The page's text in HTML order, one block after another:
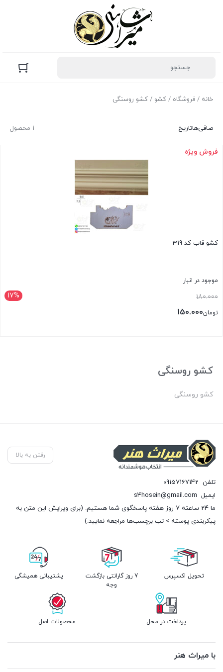
خانه / فروشگاه / کشو / کشو روسنگی
1 محصول صافی‌هاتاریخ
فروش ویژه
کشو قاب کد 319
موجود در انبار
17% 180.000قیمت
اصلی:
تومان150.000
کشو روسنگی
کشو روسنگی
رفتن به بالا
تلفن 09157167142
ایمیل s4hosein@gmail.com
ما 24 ساعته 7 روز هفته پاسخگوی شما هستیم. (برای ویرایش این متن به
پیکربندی پوسته > تب برچسب‌ها مراجعه نمایید.)
تحویل اکسپرس
7 روز گارانتی بازگشت
وجه
پشتیبانی همیشگی
پرداخت در محل محصولات اصل
با میراث هنر